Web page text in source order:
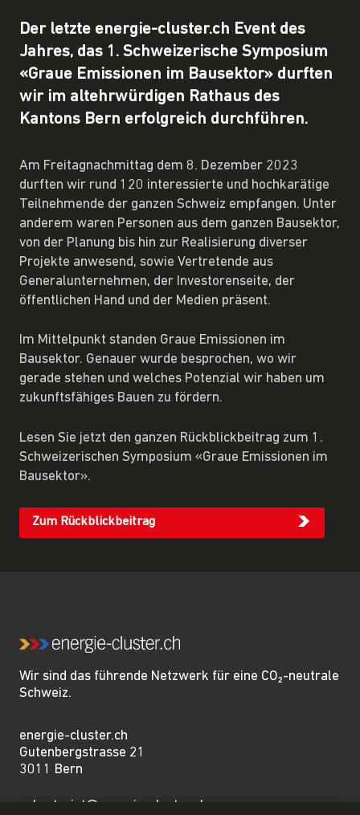
Der letzte energie-cluster.ch Event des
Jahres, das 1. Schweizerische Symposium
«Graue Emissionen im Bausektor» durften
wir im altehrwürdigen Rathaus des
Kantons Bern erfolgreich durchführen.
Am Freitagnachmittag dem 8. Dezember 2023
durften wir rund 120 interessierte und hochkarätige
Teilnehmende der ganzen Schweiz empfangen. Unter
anderem waren Personen aus dem ganzen Bausektor,
von der Planung bis hin zur Realisierung diverser
Projekte anwesend, sowie Vertretende aus
Generalunternehmen, der Investorenseite, der
öffentlichen Hand und der Medien präsent.
Im Mittelpunkt standen Graue Emissionen im
Bausektor. Genauer wurde besprochen, wo wir
gerade stehen und welches Potenzial wir haben um
zukunftsfähiges Bauen zu fördern.
Lesen Sie jetzt den ganzen Rückblickbeitrag zum 1.
Schweizerischen Symposium «Graue Emissionen im
Bausektor».
Zum Rückblickbeitrag
Wir sind das führende Netzwerk für eine CO₂-neutrale
Schweiz.
energie-cluster.ch
Gutenbergstrasse 21
3011 Bern
sekretariat@energie-cluster.ch